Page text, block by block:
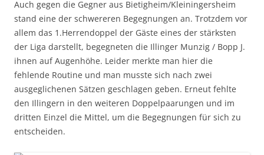
Auch gegen die Gegner aus Bietigheim/Kleiningersheim
stand eine der schwereren Begegnungen an. Trotzdem vor
allem das 1.Herrendoppel der Gäste eines der stärksten
der Liga darstellt, begegneten die Illinger Munzig / Bopp J.
ihnen auf Augenhöhe. Leider merkte man hier die
fehlende Routine und man musste sich nach zwei
ausgeglichenen Sätzen geschlagen geben. Erneut fehlte
den Illingern in den weiteren Doppelpaarungen und im
dritten Einzel die Mittel, um die Begegnungen für sich zu
entscheiden.